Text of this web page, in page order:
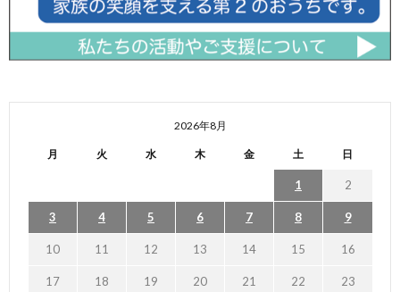
2026年8月
月 火 水 木 金 土 日
1 2
3 4 5 6 7 8 9
10 11 12 13 14 15 16
17 18 19 20 21 22 23